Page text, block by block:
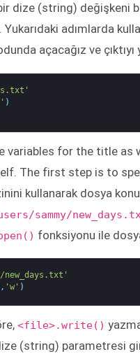
dize (string) değişkeni
Yukarıdaki adımlarda
açacağız ve
)
variables for the title as
The first step is to
kullanarak dosya
sammy/
fonksiyonu ile
new_days.txt'
, 'w' )
<file>.write()
(string) parametresi